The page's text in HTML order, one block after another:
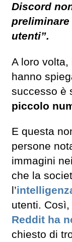
Discord
utenti”.
A loro
hanno
successo è
piccolo
E questa
persone
immagini
che la
l’
utenti.
Reddit ha
chiesto di